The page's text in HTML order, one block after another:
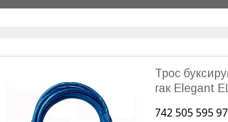
Трос
гак Elegant
742 505 595